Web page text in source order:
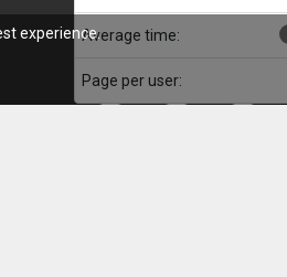
Average time:
Page per user:
experience.